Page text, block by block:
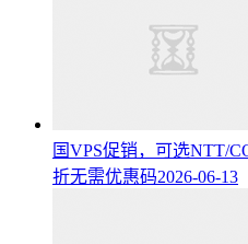
国VPS促销，可选NTT/
折无需优惠码2026-06-13